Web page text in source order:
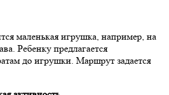
маленькая игрушка, например, на
Ребенку предлагается
до игрушки. Маршрут задается